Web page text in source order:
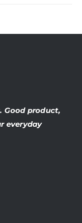
Good product,
everyday